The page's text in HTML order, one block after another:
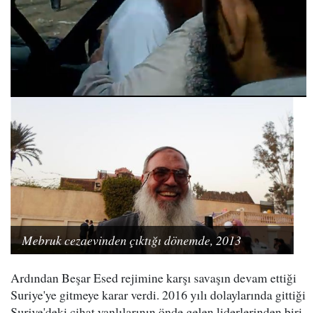
Mebruk cezaevinden çıktığı dönemde, 2013
Ardından Beşar Esed rejimine karşı savaşın devam ettiği
Suriye'ye gitmeye karar verdi. 2016 yılı dolaylarında gittiği